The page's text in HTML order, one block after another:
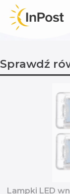
Sprawdź
Lampki LED